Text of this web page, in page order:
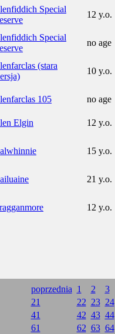
Special
12 y.o.
Special
no age
(stara
10 y.o.
105 no age
Elgin 12 y.o.
15 y.o.
21 y.o.
12 y.o.
poprzednia 1 2 3
21
22 23 24
41
42 43 44
61
62 63 64